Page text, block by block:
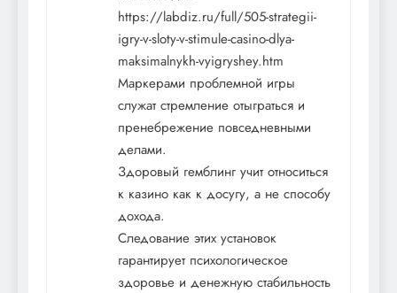
https://labdiz.ru/full/505-strategii-
igry-v-sloty-v-stimule-casino-dlya-
maksimalnykh-vyigryshey.htm
Маркерами проблемной игры
служат стремление отыграться и
пренебрежение повседневными
делами.
Здоровый гемблинг учит относиться
к казино как к досугу, а не способу
дохода.
Следование этих установок
гарантирует психологическое
здоровье и денежную стабильность